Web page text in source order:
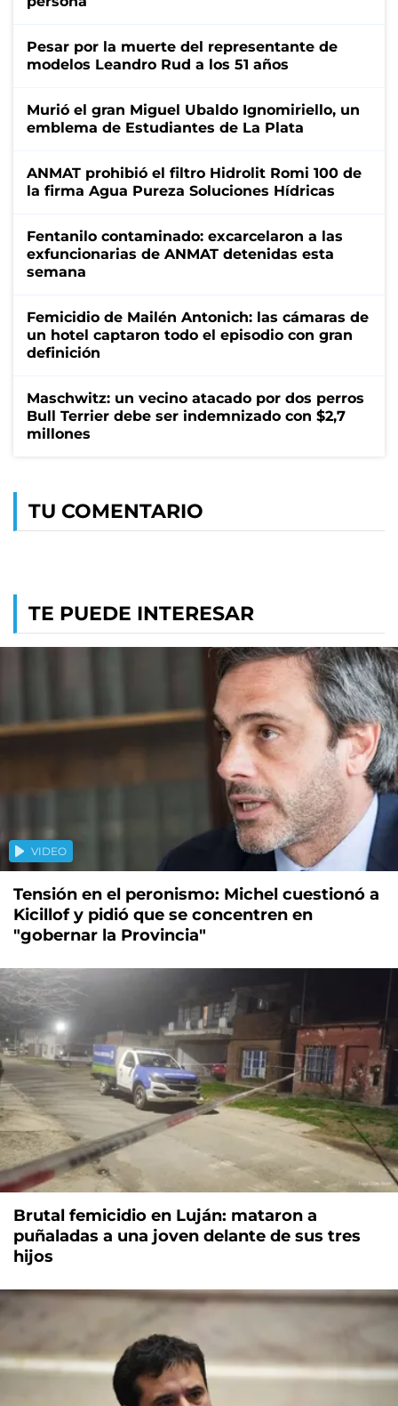
Pesar por la muerte del representante de
modelos Leandro Rud a los 51 años
Murió el gran Miguel Ubaldo Ignomiriello, un
emblema de Estudiantes de La Plata
ANMAT prohibió el filtro Hidrolit Romi 100 de
la firma Agua Pureza Soluciones Hídricas
Fentanilo contaminado: excarcelaron a las
exfuncionarias de ANMAT detenidas esta
semana
Femicidio de Mailén Antonich: las cámaras de
un hotel captaron todo el episodio con gran
definición
Maschwitz: un vecino atacado por dos perros
Bull Terrier debe ser indemnizado con $2,7
millones
TU COMENTARIO
TE PUEDE INTERESAR
VIDEO
Tensión en el peronismo: Michel cuestionó a
Kicillof y pidió que se concentren en
"gobernar la Provincia"
Brutal femicidio en Luján: mataron a
puñaladas a una joven delante de sus tres
hijos